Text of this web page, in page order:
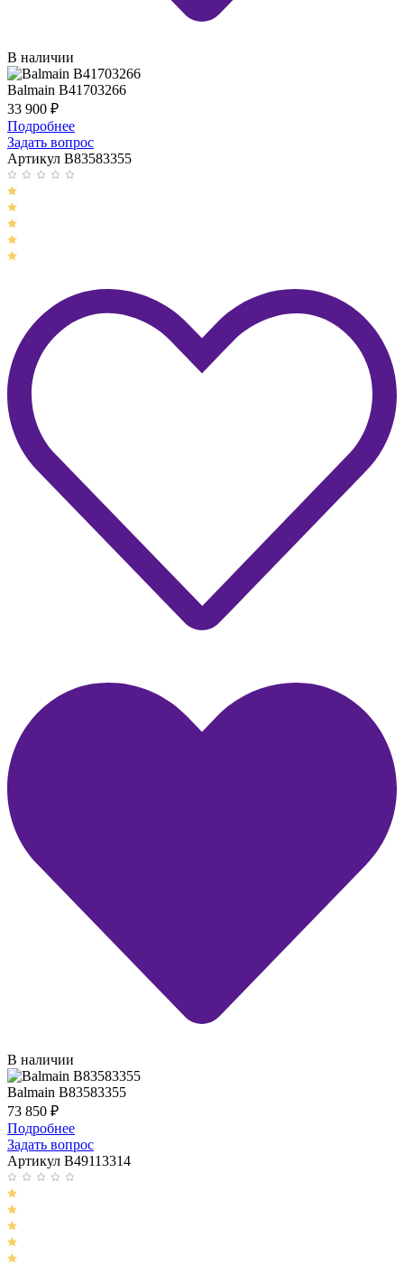
В наличии
Balmain B41703266
33 900 ₽
Подробнее
Задать вопрос
Артикул B83583355
В наличии
Balmain B83583355
73 850 ₽
Подробнее
Задать вопрос
Артикул B49113314